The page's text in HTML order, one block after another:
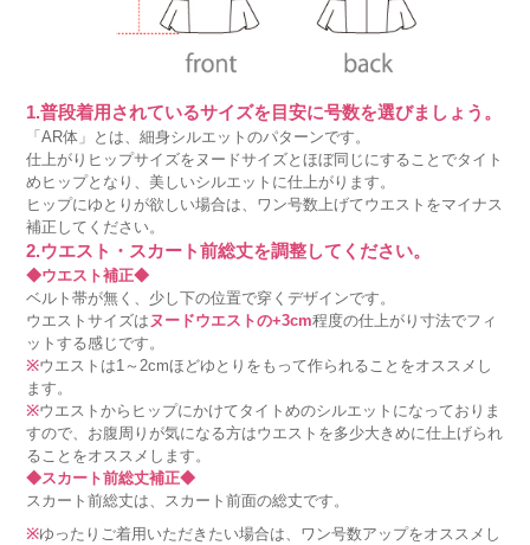
1.普段着用されているサイズを目安に号数を選びましょう。
「AR体」とは、細身シルエットのパターンです。
仕上がりヒップサイズをヌードサイズとほぼ同じにすることでタイト
めヒップとなり、美しいシルエットに仕上がります。
ヒップにゆとりが欲しい場合は、ワン号数上げてウエストをマイナス
補正してください。
2.ウエスト・スカート前総丈を調整してください。
◆ウエスト補正◆
ベルト帯が無く、少し下の位置で穿くデザインです。
ウエストサイズは ヌードウエストの+3cm程度の仕上がり寸法でフィ
ットする感じです。
※ウエストは1～2cmほどゆとりをもって作られることをオススメし
ます。
※ウエストからヒップにかけてタイトめのシルエットになっておりま
すので、お腹周りが気になる方はウエストを多少大きめに仕上げられ
ることをオススメします。
◆スカート前総丈補正◆
スカート前総丈は、スカート前面の総丈です。
※ゆったりご着用いただきたい場合は、ワン号数アップをオススメし